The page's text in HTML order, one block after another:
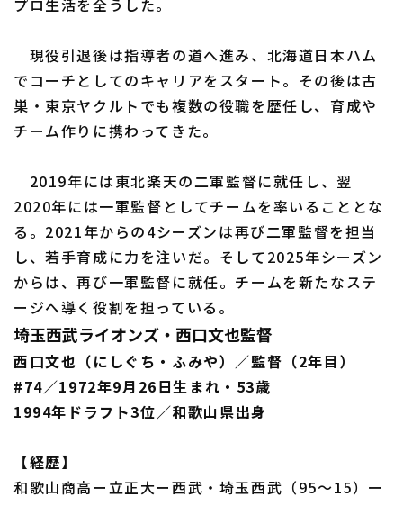
プロ生活を全うした。
現役引退後は指導者の道へ進み、北海道日本ハム
でコーチとしてのキャリアをスタート。その後は古
巣・東京ヤクルトでも複数の役職を歴任し、育成や
チーム作りに携わってきた。
2019年には東北楽天の二軍監督に就任し、翌
2020年には一軍監督としてチームを率いることとな
る。2021年からの4シーズンは再び二軍監督を担当
し、若手育成に力を注いだ。そして2025年シーズン
からは、再び一軍監督に就任。チームを新たなステ
ージへ導く役割を担っている。
埼玉西武ライオンズ・西口文也監督
西口文也（にしぐち・ふみや）／監督（2年目）
#74／1972年9月26日生まれ・53歳
1994年ドラフト3位／和歌山県出身
【経歴】
和歌山商高ー立正大ー西武・埼玉西武（95～15）ー